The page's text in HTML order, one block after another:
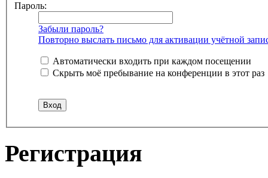
Пароль:
Забыли пароль?
Повторно выслать письмо для активации учётной
Автоматически входить при каждом посещении
Скрыть моё пребывание на конференции в этот раз
Регистрация